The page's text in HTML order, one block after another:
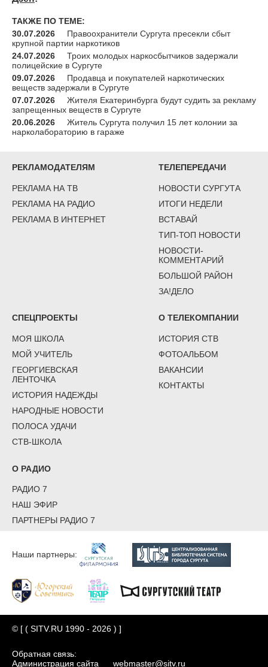
ТАКЖЕ ПО ТЕМЕ:
30.07.2026
Правоохранители Сургута пресекли сбыт
крупной партии наркотиков
24.07.2026
Троих молодых наркосбытчиков задержали
полицейские в Сургуте
09.07.2026
Продавца и покупателей наркотических
веществ задержали в Сургуте
07.07.2026
Жителя Екатеринбурга будут судить за рекламу
запрещенных веществ в Сургуте
20.06.2026
Житель Сургута получил 15 лет колонии за
нарколабораторию в гараже
РЕКЛАМОДАТЕЛЯМ
РЕКЛАМА НА ТВ
РЕКЛАМА НА РАДИО
РЕКЛАМА В ИНТЕРНЕТ
ТЕЛЕПЕРЕДАЧИ
НОВОСТИ СУРГУТА
ИТОГИ НЕДЕЛИ
ВСТАВАЙ
ТИП-ТОП НОВОСТИ
НОВОСТИ-
КОММЕНТАРИЙ
БОЛЬШОЙ РАЙОН
ЗА!ДЕЛО
СПЕЦПРОЕКТЫ
МОЯ ШКОЛА
МОЙ УЧИТЕЛЬ
ГЕОРГИЕВСКАЯ
ЛЕНТОЧКА
ИСТОРИЯ НАДЕЖДЫ
НАРОДНЫЕ НОВОСТИ
ПОЛОСА УДАЧИ
СТВ-ШКОЛА
О ТЕЛЕКОМПАНИИ
ИСТОРИЯ СТВ
ФОТОАЛЬБОМ
ВАКАНСИИ
КОНТАКТЫ
О РАДИО
РАДИО 7
НАШ ЭФИР
ПАРТНЕРЫ РАДИО 7
Наши партнеры:
© [ ( SITV.RU 1990 - 2026 ) ]
Обратная связь:
Администрация сайта
webmaster@sitv.ru